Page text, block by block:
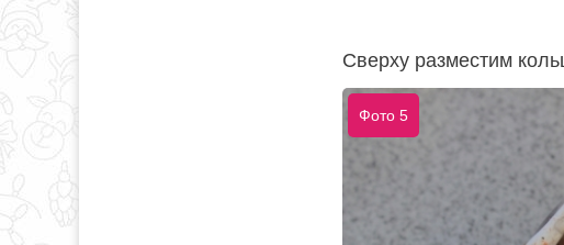
Сверху разместим
Фото 5